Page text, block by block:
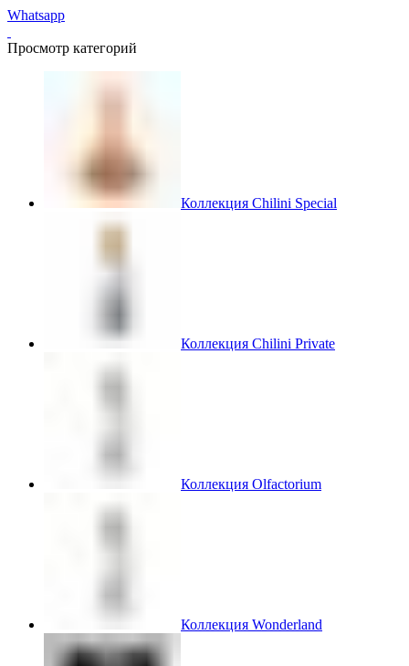
Whatsapp
Просмотр категорий
Коллекция Chilini Special
Коллекция Chilini Private
Коллекция Olfactorium
Коллекция Wonderland